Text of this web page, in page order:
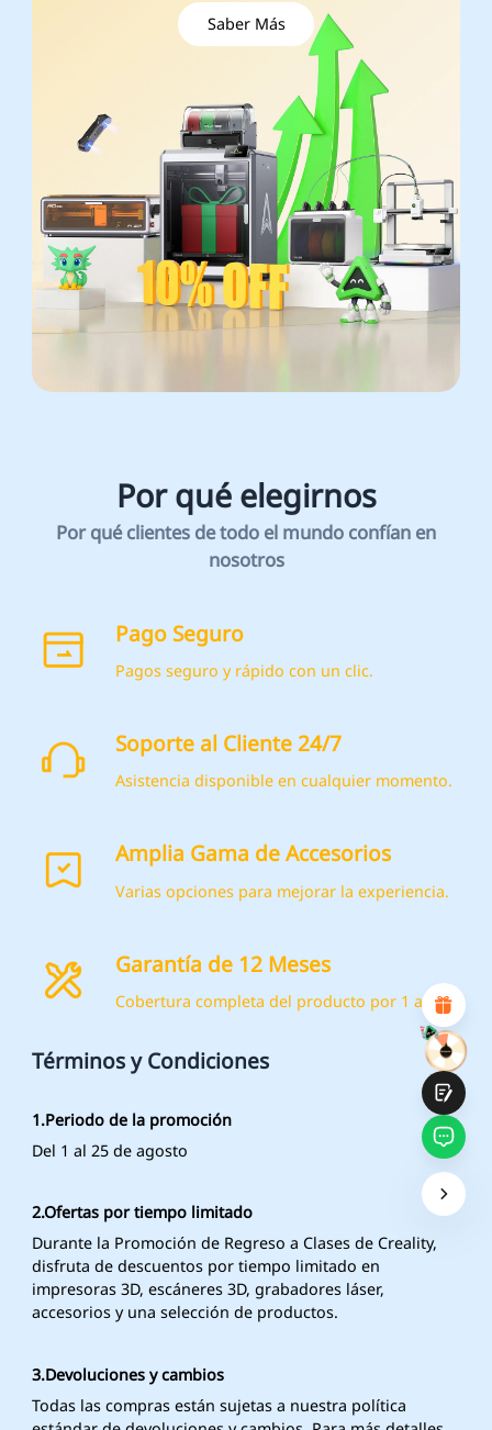
Saber Más
Pago Seguro
Pagos seguro y rápido con un clic.
Soporte al Cliente 24/7
Asistencia disponible en cualquier momento.
Amplia Gama de Accesorios
Varias opciones para mejorar la experiencia.
Garantía de 12 Meses
Cobertura completa del producto por 1 año.
Términos y Condiciones
INSATISFECHO
SATISFECHO
Recomendaciones de productos adecuadas
Contenido abundante
Interacción fluida en la página (al hacer clic)